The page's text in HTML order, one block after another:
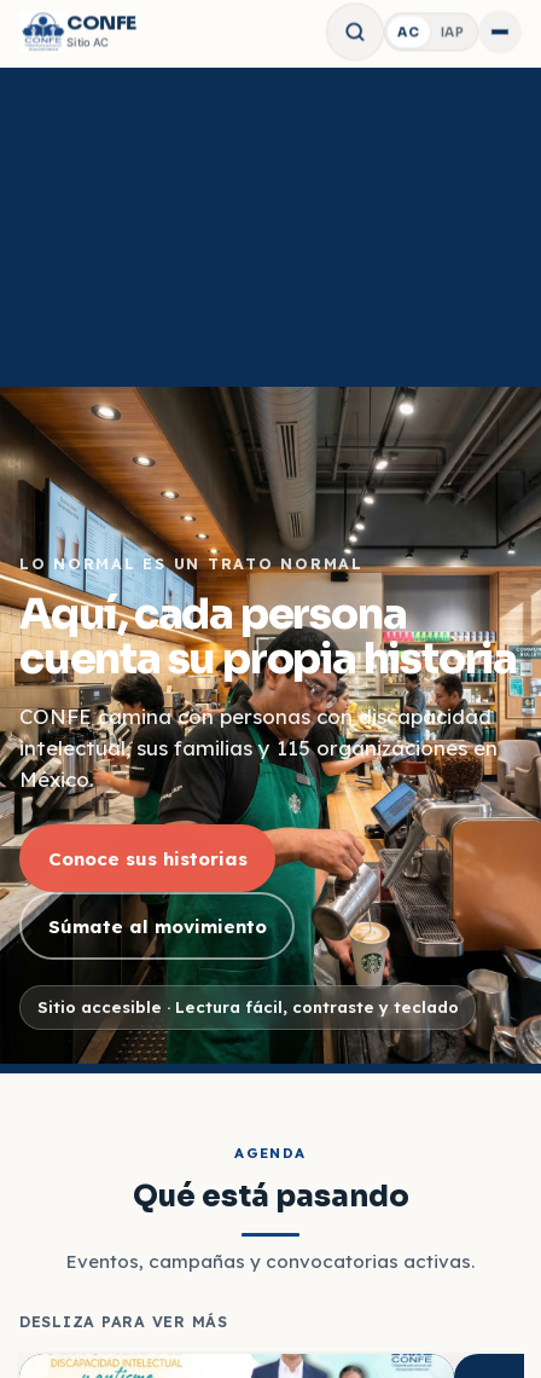
CONFE
SitioAC
AC IAP Abrir
LO NORMAL ES UN TRATO NORMAL
Aquí, cada persona
cuenta su propia historia
CONFE camina con personas con discapacidad
intelectual, sus familias y 115 organizaciones en
México.
Conoce sus historias
Súmate al movimiento
Sitio accesible · Lectura fácil, contraste y teclado
AGENDA
Qué está pasando
Eventos, campañas y convocatorias activas.
DESLIZA PARA VER MÁS